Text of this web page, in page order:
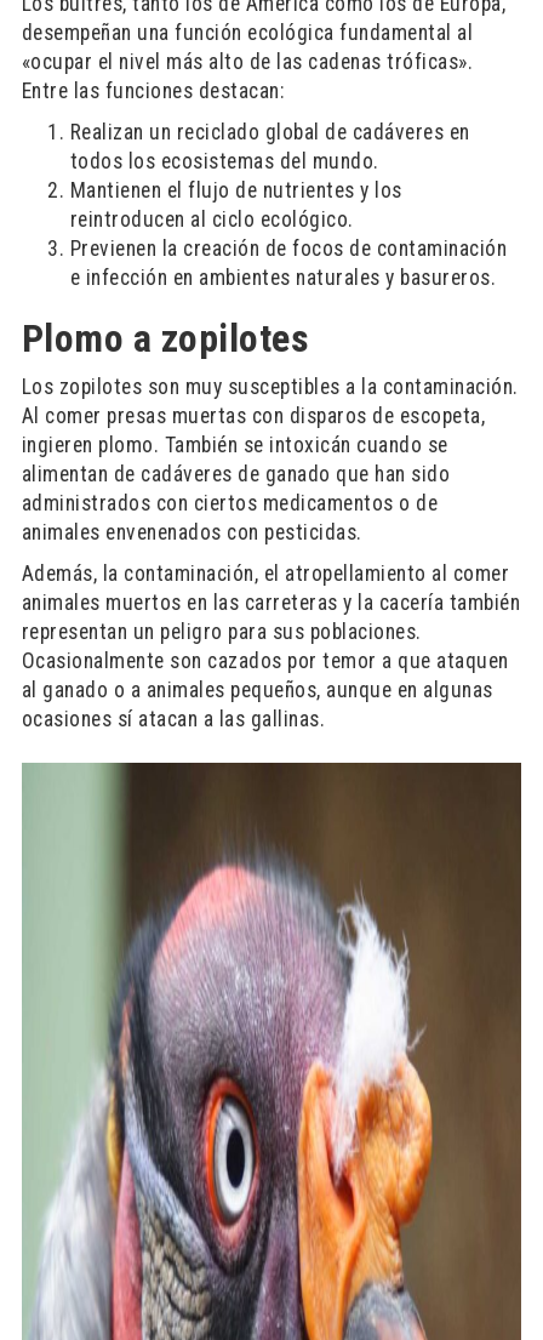
desempeñan una función ecológica fundamental al
«ocupar el nivel más alto de las cadenas tróficas».
Entre las funciones destacan:
Realizan un reciclado global de cadáveres en
todos los ecosistemas del mundo.
Mantienen el flujo de nutrientes y los
reintroducen al ciclo ecológico.
Previenen la creación de focos de contaminación
e infección en ambientes naturales y basureros.
Plomo a zopilotes
Los zopilotes son muy susceptibles a la contaminación.
Al comer presas muertas con disparos de escopeta,
ingieren plomo. También se intoxicán cuando se
alimentan de cadáveres de ganado que han sido
administrados con ciertos medicamentos o de
animales envenenados con pesticidas.
Además, la contaminación, el atropellamiento al comer
animales muertos en las carreteras y la cacería también
representan un peligro para sus poblaciones.
Ocasionalmente son cazados por temor a que ataquen
al ganado o a animales pequeños, aunque en algunas
ocasiones sí atacan a las gallinas.